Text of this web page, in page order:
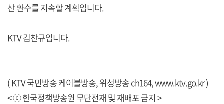
산 환수를 지속할 계획입니다.
KTV 김찬규입니다.
( KTV 국민방송 케이블방송, 위성방송 ch164,www.ktv.go.kr)
< ⓒ 한국정책방송원 무단전재 및 재배포 금지 >